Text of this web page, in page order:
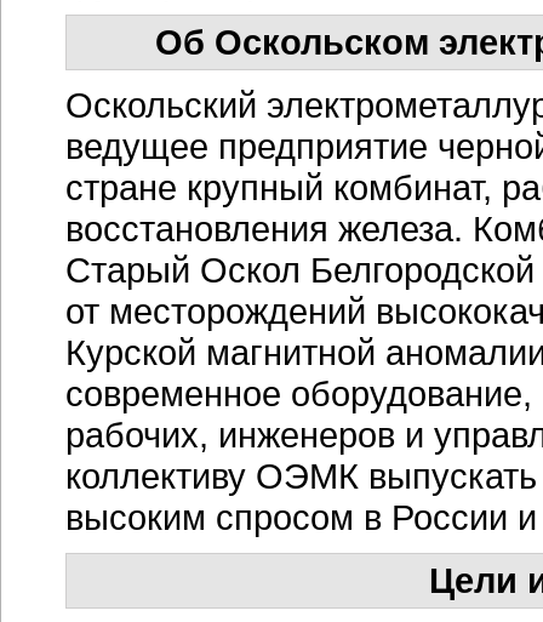
Об Оскольском
Оскольский
ведущее предприятие
стране крупный комбинат,
восстановления железа.
Старый Оскол
от месторождений
Курской магнитной
современное
рабочих, инженеров и
коллективу ОЭМК
высоким спросом в России
Цели